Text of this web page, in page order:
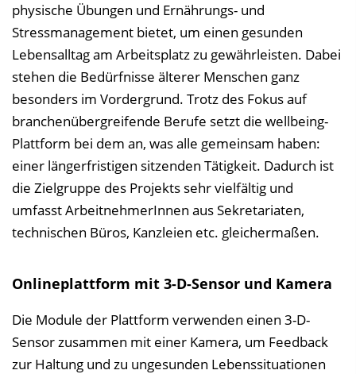
e
physische Übungen und Ernährungs- und
Stressmanagement bietet, um einen gesunden
Lebensalltag am Arbeitsplatz zu gewährleisten. Dabei
stehen die Bedürfnisse älterer Menschen ganz
besonders im Vordergrund. Trotz des Fokus auf
branchenübergreifende Berufe setzt die wellbeing-
Plattform bei dem an, was alle gemeinsam haben:
einer längerfristigen sitzenden Tätigkeit. Dadurch ist
die Zielgruppe des Projekts sehr vielfältig und
umfasst ArbeitnehmerInnen aus Sekretariaten,
technischen Büros, Kanzleien etc. gleichermaßen.
Onlineplattform mit 3-D-Sensor und Kamera
Die Module der Plattform verwenden einen 3-D-
Sensor zusammen mit einer Kamera, um Feedback
zur Haltung und zu ungesunden Lebenssituationen